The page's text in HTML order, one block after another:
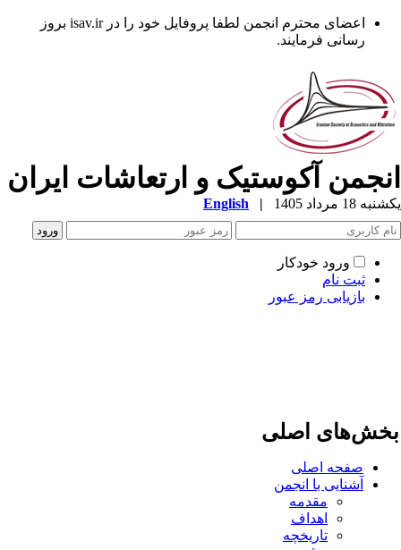
اعضای محترم انجمن لطفا پروفایل خود را در isav.ir بروز
رسانی فرمایند.
آکوستیک و ارتعاشات ایران
18 مرداد 1405 |
English
ورود خودکار
ثبت نام
بازیابی رمز عبور
اصلی
صفحه اصلی
آشنایی با انجمن
مقدمه
اهداف
تاریخچه